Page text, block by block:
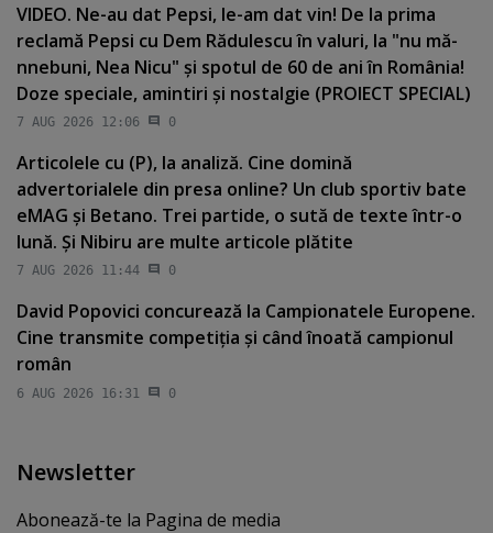
VIDEO. Ne-au dat Pepsi, le-am dat vin! De la prima
reclamă Pepsi cu Dem Rădulescu în valuri, la "nu mă-
nnebuni, Nea Nicu" şi spotul de 60 de ani în România!
Doze speciale, amintiri şi nostalgie (PROIECT SPECIAL)
7 AUG 2026 12:06 0
Articolele cu (P), la analiză. Cine domină
advertorialele din presa online? Un club sportiv bate
eMAG şi Betano. Trei partide, o sută de texte într-o
lună. Şi Nibiru are multe articole plătite
7 AUG 2026 11:44 0
David Popovici concurează la Campionatele Europene.
Cine transmite competiţia şi când înoată campionul
român
6 AUG 2026 16:31 0
Newsletter
Abonează-te la Pagina de media